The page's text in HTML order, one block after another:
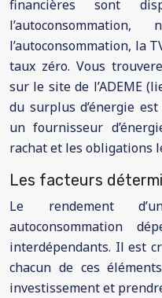
financières sont
l’autoconsommation, la
taux zéro. Vous
sur le site de l’ADEME
du surplus d’énergie
un fournisseur
rachat et les obligations
Les facteurs
Le rendement
autoconsommation
interdépendants. Il est
chacun de ces
investissement et